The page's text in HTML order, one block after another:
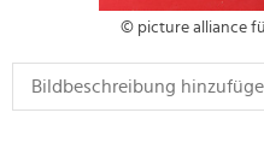
© picture alliance